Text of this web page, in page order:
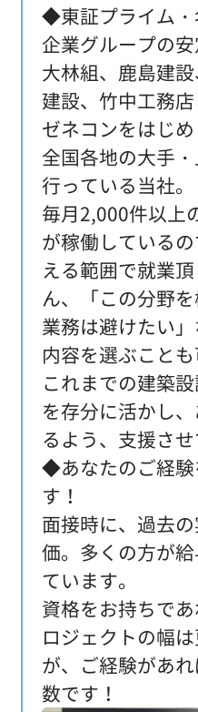
◆東証プライム
企業グループの
大林組、鹿島建
建設、竹中工務
ゼネコンをはじめ
全国各地の大手
行っている当社。
毎月2,000件以上
が稼働している
える範囲で就業
ん、「この分野
業務は避けたい
内容を選ぶことも
これまでの建築
を存分に活かし
るよう、支援させ
◆あなたのご経験
す！
面接時に、過去
価。多くの方が
ています。
資格をお持ちで
ロジェクトの幅
が、ご経験があ
数です！